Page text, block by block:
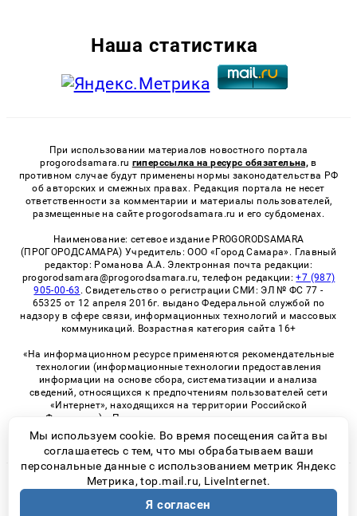
Наша статистика
При использовании материалов новостного портала
progorodsamara.ru гиперссылка на ресурс обязательна, в
противном случае будут применены нормы законодательства РФ
об авторских и смежных правах. Редакция портала не несет
ответственности за комментарии и материалы пользователей,
размещенные на сайте progorodsamara.ru и его субдоменах.
Наименование: сетевое издание PROGORODSAMARA
(ПРОГОРОДСАМАРА) Учредитель: ООО «Город Самара». Главный
редактор: Романова А.А. Электронная почта редакции:
progorodsamara@progorodsamara.ru, телефон редакции:+7 (987)
905-00-63 . Свидетельство о регистрации СМИ: ЭЛ № ФС 77 -
65325 от 12 апреля 2016г. выдано Федеральной службой по
надзору в сфере связи, информационных технологий и массовых
коммуникаций. Возрастная категория сайта 16+
«На информационном ресурсе применяются рекомендательные
технологии (информационные технологии предоставления
информации на основе сбора, систематизации и анализа
сведений, относящихся к предпочтениям пользователей сети
«Интернет», находящихся на территории Российской
Федерации)». Правила применения рекомендательных
технологий в виджетах рекламно-обменной сети
«СМИ2» (PDF)
© 2026 «ProGorodSamara» | Все права защищены
Возрастная категория сайта 16+
Мы используем cookie. Во время посещения сайта вы
соглашаетесь с тем, что мы обрабатываем ваши
персональные данные с использованием метрик Яндекс
Метрика, top.mail.ru, LiveInternet.
Я согласен